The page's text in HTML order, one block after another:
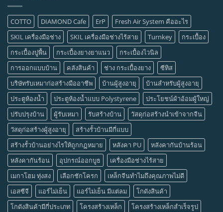
COTTO DIAMOND Cafe ErP
Fresh Air System คืออะไร
SKIL เครื่องมือช่าง
SKIL เครื่องมือช่างไร้สาย Turnkey
กระเบื้อง
กระเบื้องปูพื้น
กระเบื้องยางยาแนว
กระเบื้องไวนิล
การออกแบบบ้าน
คลังสินค้า ช่าง กระเบื้องยาง
ซีทิส
บริษัทรับเหมาก่อสร้างมืออาชีพ
บ้านผู้สูงอายุ
บ้านสำหรับผู้สูงอายุ
ประตูห้องน้ำ
ประตูห้องน้ำแบบ Polystyrene
ประโยชน์ผ้าอ้อมผู้ใหญ่
ปรับปรุงบ้าน
ผู้รับเหมา รับสร้างบ้าน
วัสดุก่อสร้างนำเข้าจากจีน
วัสดุก่อสร้างผู้สูงอายุ
สร้างรั้วบ้านมีกี่แบบ
สร้างรั้วบ้านอย่างไรให้ถูกกฏหมาย
หลังคา PU
หลังคากันบ้านร้อน
หลังคากันร้อน
อุปกรณ์ออกบูธ
เครื่องมือช่างไร้สาย
เมกาโฮม ทุ่งสง
เลือกชักโครก
เหล็กจีนทำไมถึงคุณภาพไม่ดี
เอสซีจี
แอร์ไม่เย็น แอร์ไม่เย็น มีแต่ลม
โกดังสินค้า
โกดังสินค้ามีกี่ประเภท
โครงสร้างเหล็ก
โครงสร้างเหล็กสำเร็จรูป